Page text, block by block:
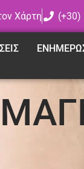
Χάρτη (+30)